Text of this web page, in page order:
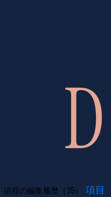
項目の編集履歴（35）
項目